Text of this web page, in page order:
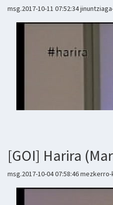
msg.2017-10-11 07:52:34
[GOI] Harira
msg.2017-10-04 07:58:46